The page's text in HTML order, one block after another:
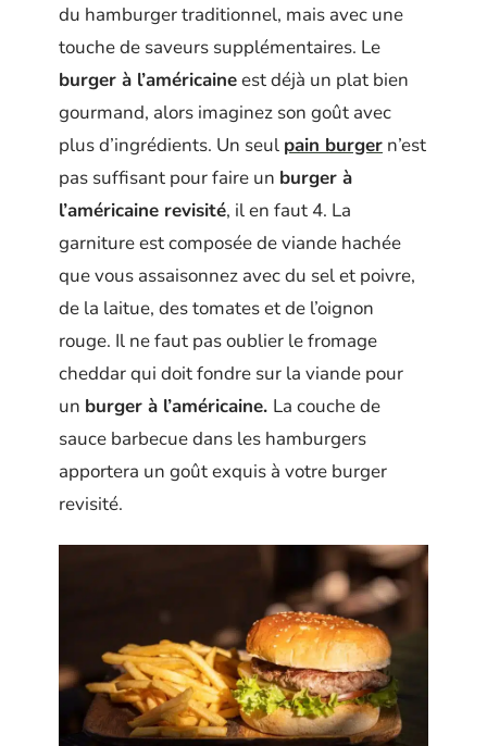
du hamburger traditionnel, mais avec une
touche de saveurs supplémentaires. Le
burger à l’américaineest déjà un plat bien
gourmand, alors imaginez son goût avec
plus d’ingrédients. Un seul pain burger n’est
pas suffisant pour faire un burger à
l’américaine revisité, il en faut 4. La
garniture est composée de viande hachée
que vous assaisonnez avec du sel et poivre,
de la laitue, des tomates et de l’oignon
rouge. Il ne faut pas oublier le fromage
cheddar qui doit fondre sur la viande pour
un burger à l’américaine. La couche de
sauce barbecue dans les hamburgers
apportera un goût exquis à votre burger
revisité.